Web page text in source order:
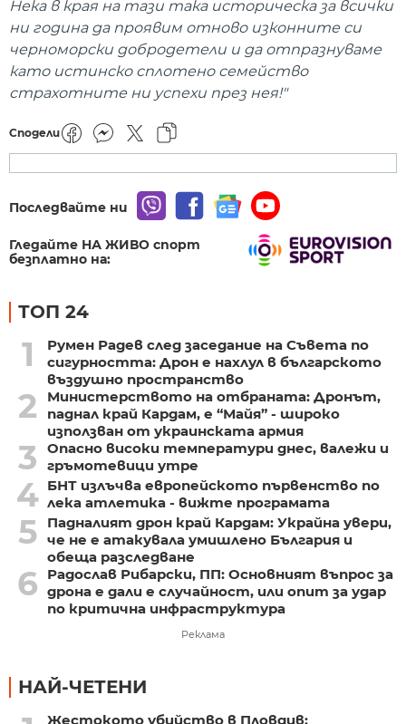
Нека в края на тази така историческа за всички
ни година да проявим отново изконните си
черноморски добродетели и да отпразнуваме
като истинско сплотено семейство
страхотните ни успехи през нея!"
Сподели
Последвайте ни
Гледайте НА ЖИВО спорт
безплатно на:
ТОП 24
1
Румен Радев след заседание на Съвета по
сигурността: Дрон е нахлул в българското
въздушно пространство
2
Министерството на отбраната: Дронът,
паднал край Кардам, е “Майя” - широко
използван от украинската армия
3
Опасно високи температури днес, валежи и
гръмотевици утре
4 БНТ излъчва европейското първенство по
лека атлетика - вижте програмата
5
Падналият дрон край Кардам: Украйна увери,
че не е атакувала умишлено България и
обеща разследване
6
Радослав Рибарски, ПП: Основният въпрос за
дрона е дали е случайност, или опит за удар
по критична инфраструктура
Реклама
НАЙ-ЧЕТЕНИ
Жестокото убийство в Пловдив: